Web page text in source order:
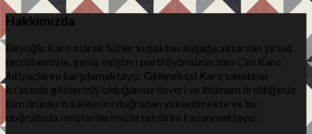
Hakkımızda
Beyoğlu Karo olarak bizler kuşaktan kuşağa aktarılan şirket
tecrübemizle, geniş müşteri portföyümüzün tüm Çini Karo
ihtiyaçlarını karşılamaktayız. Geleneksel Karo sanatının
icrasında göstermiş olduğumuz özveri ve ihtimam ürettiğimiz
tüm ürünlerin kalitesini doğrudan yükseltmekte ve bu
doğrultuda müşterilerimizin takdirini kazanmaktayız.